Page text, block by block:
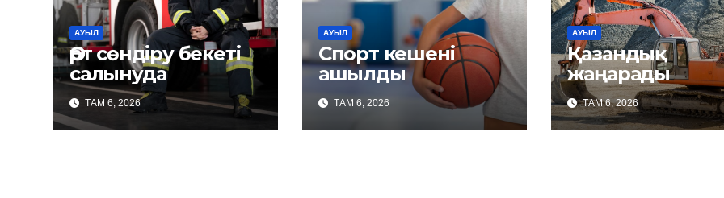
АУЫЛ
Өрт сөндіру бекеті
салынуда
ТАМ 6, 2026
АУЫЛ
Спорт кешені
ашылды
ТАМ 6, 2026
АУЫЛ
Қазандық
жаңарады
ТАМ 6, 2026